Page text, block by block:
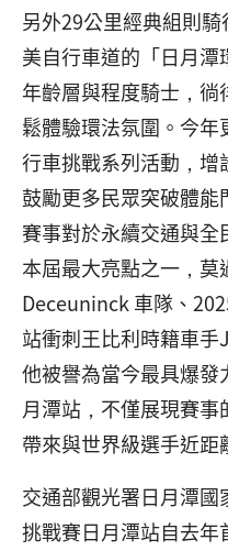
另外29公里經典組則
美自行車道的「日月
年齡層與程度騎士，
鬆體驗環法氛圍。今
行車挑戰系列活動，增
鼓勵更多民眾突破體
賽事對於永續交通與全
本屆最大亮點之一，
Deceuninck 車隊、
站衝刺王比利時籍車
他被譽為當今最具爆發
月潭站，不僅展現賽
帶來與世界級選手近距
交通部觀光署日月潭
挑戰賽日月潭站自去年